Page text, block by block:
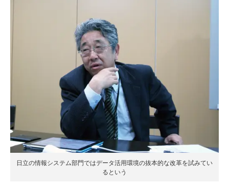
日立の情報システム部門ではデータ活用環境の抜本的な改革を試みてい
るという